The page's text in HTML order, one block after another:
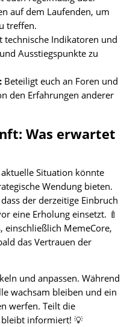
auf dem Laufenden, um
treffen.
technische Indikatoren und
Ausstiegspunkte zu
Beteiligt euch an Foren und
den Erfahrungen anderer
Was erwartet
Situation könnte
Wendung bieten.
der derzeitige Einbruch
eine Erholung einsetzt. 🍼
einschließlich MemeCore,
das Vertrauen der
und anpassen. Während
wachsam bleiben und ein
werfen. Teilt die
informiert! 💡